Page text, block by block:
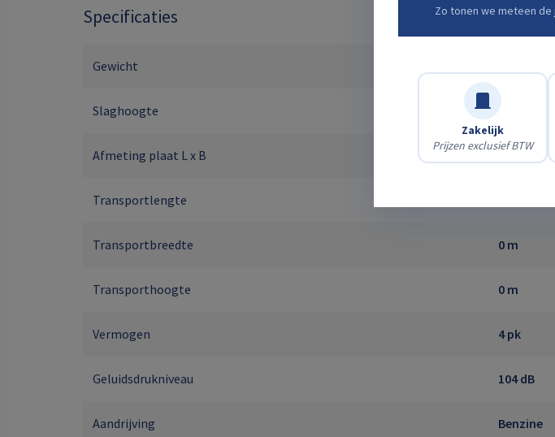
Specificaties
Gewicht
Slaghoogte 70 mm
Afmeting plaat L x B
Transportlengte
Transportbreedte 0 m
Transporthoogte 0 m
Vermogen 4 pk
Geluidsdrukniveau 104 dB
Aandrijving Benzine
Zo tonen we meteen
Zakelijk
Prijzen exclusief BTW